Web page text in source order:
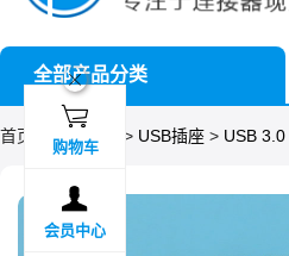
全部产品分类
首页 > 分类目录 > USB插座 > USB 3.0
ဆ

购物车

会员中心